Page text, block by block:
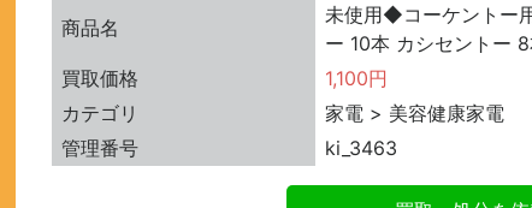
商品名
未使用◆コーケントー
ー 10本 カシセントー
買取価格
1,100円
カテゴリ
家電 > 美容健康家電
管理番号
ki_3463